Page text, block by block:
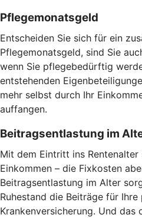
Pflegemonatsgeld
Entscheiden Sie sich für ein
Pflegemonatsgeld, sind Sie
wenn Sie pflegebedürftig
entstehenden
mehr selbst durch Ihr
auffangen.
Beitragsentlastung im
Mit dem Eintritt ins
Einkommen – die Fixkosten
Beitragsentlastung im Alter
Ruhestand die Beiträge für Ihre
Krankenversicherung. Und das